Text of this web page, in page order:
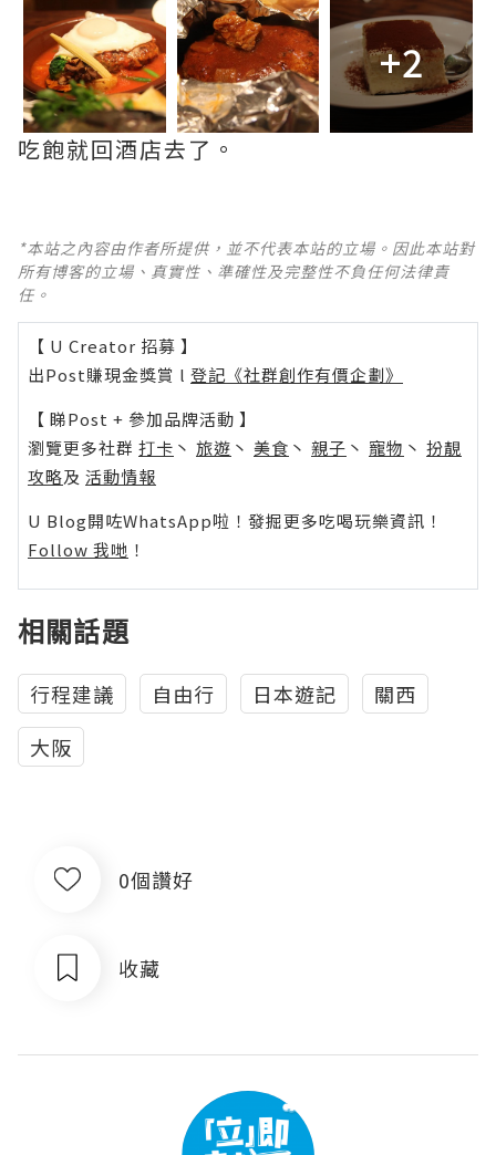
+2
吃飽就回酒店去了。
*本站之內容由作者所提供，並不代表本站的立場。因此本站對
所有博客的立場、真實性、準確性及完整性不負任何法律責
任。
【 U Creator 招募 】
出Post賺現金獎賞 l 登記《社群創作有價企劃》
【 睇Post + 參加品牌活動 】
瀏覽更多社群 打卡 丶 旅遊 丶 美食 丶 親子 丶 寵物 丶 扮靚
攻略及 活動情報
U Blog開咗WhatsApp啦！發掘更多吃喝玩樂資訊！
Follow 我哋 ！
相關話題
行程建議 自由行 日本遊記
關西
大阪
0個讚好
收藏